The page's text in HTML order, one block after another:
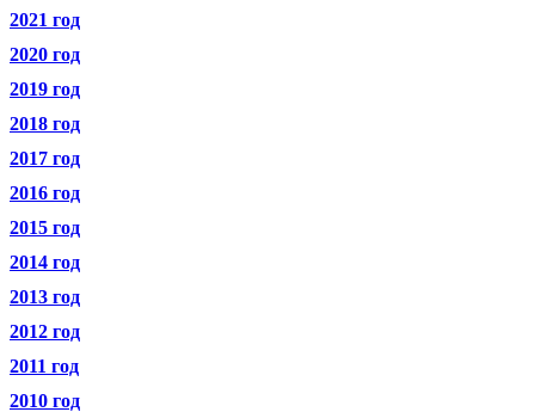
2021 год
2020 год
2019 год
2018 год
2017 год
2016 год
2015 год
2014 год
2013 год
2012 год
2011 год
2010 год